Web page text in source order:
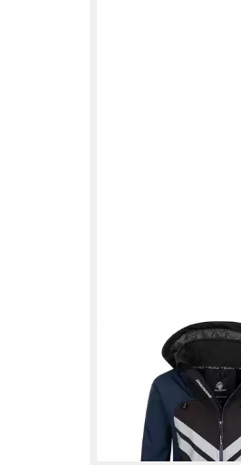
ROCK CREEK
Softshelljacke
69,90 €
UVP 89,90 €